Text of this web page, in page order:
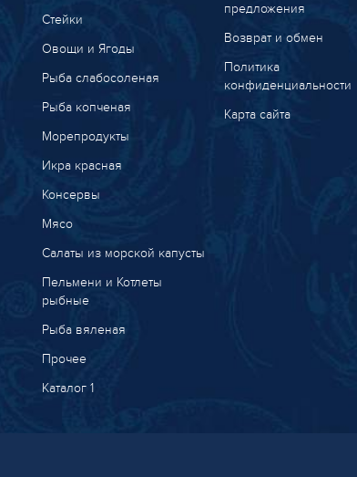
Стейки
Овощи и Ягоды
Рыба слабосоленая
Рыба копченая
Морепродукты
Икра красная
Консервы
Мясо
Салаты из морской капусты
Пельмени и Котлеты
рыбные
Рыба вяленая
Прочее
Каталог 1
предложения
Возврат и обмен
Политика
конфиденциальности
Карта сайта